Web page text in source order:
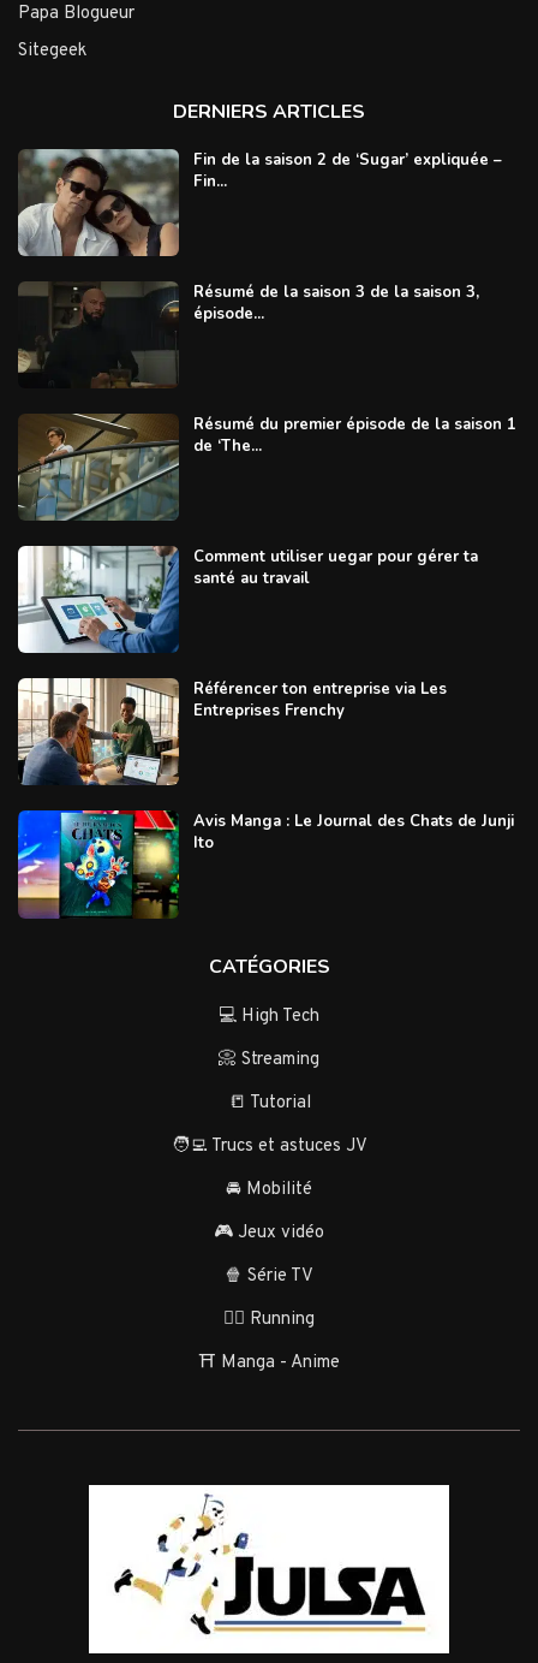
Papa Blogueur
Sitegeek
DERNIERS ARTICLES
Fin de la saison 2 de ‘Sugar’ expliquée –
Fin...
Résumé de la saison 3 de la saison 3,
épisode...
Résumé du premier épisode de la saison 1
de ‘The...
Comment utiliser uegar pour gérer ta
santé au travail
Référencer ton entreprise via Les
Entreprises Frenchy
Avis Manga : Le Journal des Chats de Junji
Ito
CATÉGORIES
💻 High Tech
📀 Streaming
📒 Tutorial
🧑‍💻 Trucs et astuces JV
🚘 Mobilité
🎮 Jeux vidéo
🍿 Série TV
🏃‍♂️ Running
⛩️ Manga - Anime